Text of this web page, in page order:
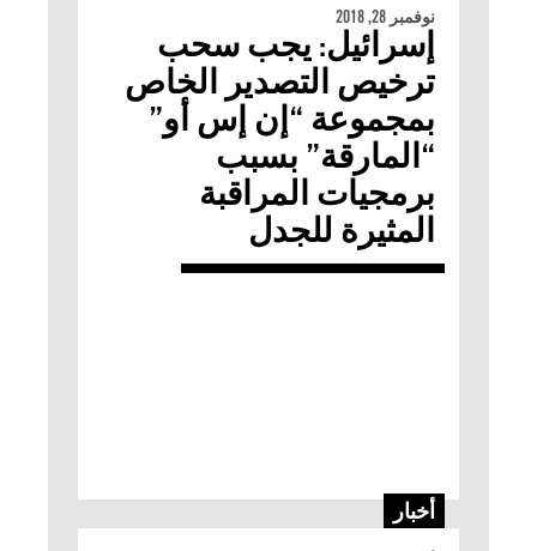
نوفمبر 28, 2018
إسرائيل: يجب سحب
ترخيص التصدير الخاص
بمجموعة “إن إس أو”
“المارقة” بسبب
برمجيات المراقبة
المثيرة للجدل
أخبار